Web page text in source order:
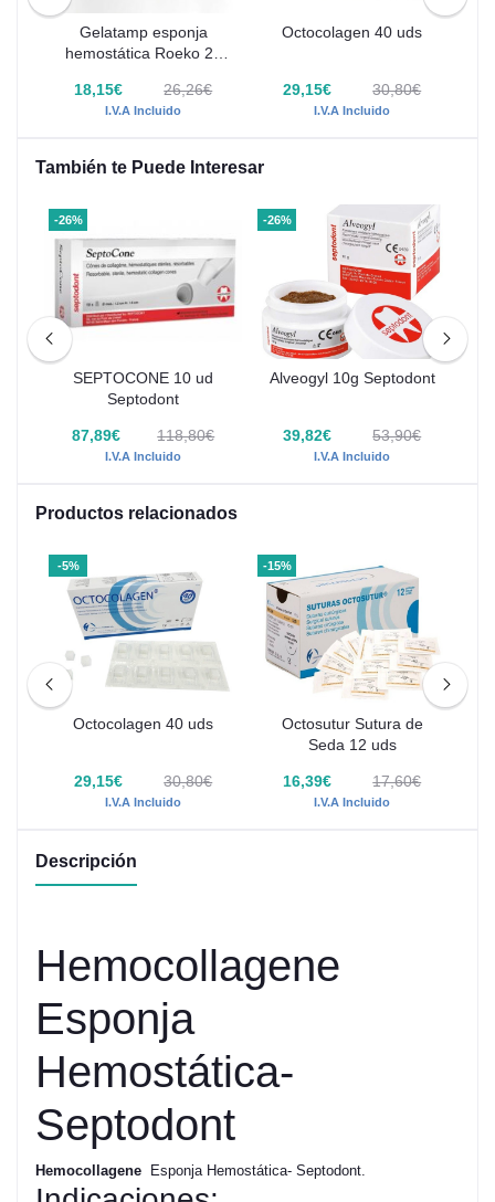
Gelatamp esponja
hemostática Roeko 20
18,15€
26,26€
I.V.A Incluido
Octocolagen 40 uds
29,15€ 30,80€
I.V.A Incluido
También te Puede Interesar
-26%
SEPTOCONE 10 ud
Septodont
87,89€ 118,80€
I.V.A Incluido
-26%
Alveogyl 10g Septodont
39,82€ 53,90€
I.V.A Incluido
Productos relacionados
-5%
Octocolagen 40 uds
29,15€ 30,80€
I.V.A Incluido
-15%
Octosutur Sutura de
Seda 12 uds
16,39€ 17,60€
I.V.A Incluido
Descripción
Hemocollagene
Esponja
Hemostática-
Septodont
Hemocollagene Esponja Hemostática- Septodont.